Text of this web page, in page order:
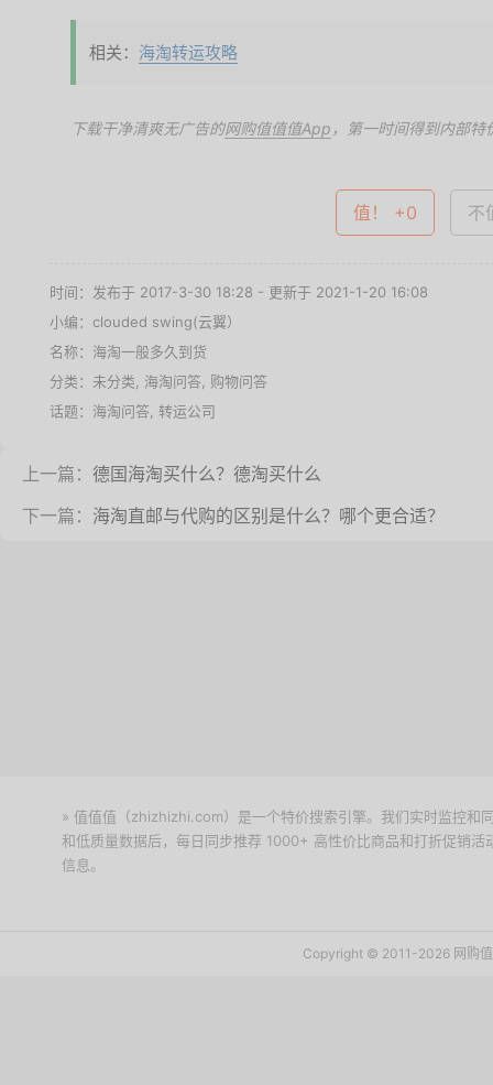
相关： 海淘转运攻略
下载干净清爽无广告的网购值值值App ，第一时间得到内部特
值！ +0 不
时间：发布于 2017-3-30 18:28 - 更新于 2021-1-20 16:08
小编：clouded swing(云翼）
名称： 海淘一般多久到货
分类：未分类, 海淘问答 购物问答
话题： 海淘问答 转运公司
上一篇： 德国海淘买什么？德淘买什么
下一篇： 海淘直邮与代购的区别是什么？哪个更合适？
» 值值值（zhizhizhi.com）是一个特价搜索引擎。我们实时监控和
和低质量数据后，每日同步推荐 1000+ 高性价比商品和打折促销
信息。
Copyright © 2011-2026 网购